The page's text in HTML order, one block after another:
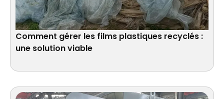
Comment gérer les films plastiques recyclés :
une solution viable